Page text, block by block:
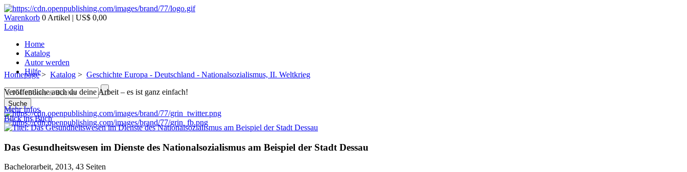
Warenkorb 0 Artikel | US$ 0,00
Login
Home
Katalog
Autor werden
Hilfe
Suche
Homepage> Katalog > Geschichte Europa - Deutschland - Nationalsozialismus, II. Weltkrieg
Veröffentliche auch du deine Arbeit – es ist ganz einfach!
Mehr Infos
Blick ins Buch
Das Gesundheitswesen im Dienste des Nationalsozialismus am Beispiel der Stadt Dessau
Bachelorarbeit, 2013, 43 Seiten